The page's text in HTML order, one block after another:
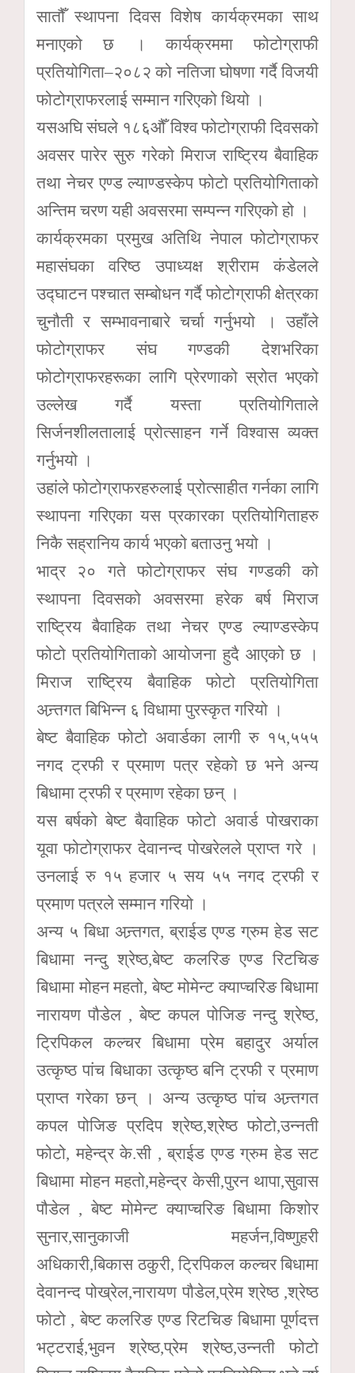
सातौँ स्थापना दिवस विशेष कार्यक्रमका साथ
मनाएको छ । कार्यक्रममा फोटोग्राफी
प्रतियोगिता–२०८२ को नतिजा घोषणा गर्दै विजयी
फोटोग्राफरलाई सम्मान गरिएको थियो ।
यसअघि संघले १८६औँ विश्व फोटोग्राफी दिवसको
अवसर पारेर सुरु गरेको मिराज राष्ट्रिय बैवाहिक
तथा नेचर एण्ड ल्याण्डस्केप फोटो प्रतियोगिताको
अन्तिम चरण यही अवसरमा सम्पन्न गरिएको हो ।
कार्यक्रमका प्रमुख अतिथि नेपाल फोटोग्राफर
महासंघका वरिष्ठ उपाध्यक्ष श्रीराम कंडेलले
उद्घाटन पश्चात सम्बोधन गर्दै फोटोग्राफी क्षेत्रका
चुनौती र सम्भावनाबारे चर्चा गर्नुभयो । उहाँले
फोटोग्राफर संघ गण्डकी देशभरिका
फोटोग्राफरहरूका लागि प्रेरणाको स्रोत भएको
उल्लेख गर्दै यस्ता प्रतियोगिताले
सिर्जनशीलतालाई प्रोत्साहन गर्ने विश्वास व्यक्त
गर्नुभयो ।
उहांले फोटोग्राफरहरुलाई प्रोत्साहीत गर्नका लागि
स्थापना गरिएका यस प्रकारका प्रतियोगिताहरु
निकै सह्रानिय कार्य भएको बताउनु भयो ।
भाद्र २० गते फोटोग्राफर संघ गण्डकी को
स्थापना दिवसको अवसरमा हरेक बर्ष मिराज
राष्ट्रिय बैवाहिक तथा नेचर एण्ड ल्याण्डस्केप
फोटो प्रतियोगिताको आयोजना हुदै आएको छ ।
मिराज राष्ट्रिय बैवाहिक फोटो प्रतियोगिता
अन्र्तगत बिभिन्न ६ विधामा पुरस्कृत गरियो ।
बेष्ट बैवाहिक फोटो अवार्डका लागी रु १५,५५५
नगद ट्रफी र प्रमाण पत्र रहेको छ भने अन्य
बिधामा ट्रफी र प्रमाण रहेका छन् ।
यस बर्षको बेष्ट बैवाहिक फोटो अवार्ड पोखराका
यूवा फोटोग्राफर देवानन्द पोखरेलले प्राप्त गरे ।
उनलाई रु १५ हजार ५ सय ५५ नगद ट्रफी र
प्रमाण पत्रले सम्मान गरियो ।
अन्य ५ बिधा अन्र्तगत, ब्राईड एण्ड ग्रुम हेड सट
बिधामा नन्दु श्रेष्ठ,बेष्ट कलरिङ एण्ड रिटचिङ
बिधामा मोहन महतो, बेष्ट मोमेन्ट क्याप्चरिङ बिधामा
नारायण पौडेल , बेष्ट कपल पोजिङ नन्दु श्रेष्ठ,
ट्रिपिकल कल्चर बिधामा प्रेम बहादुर अर्याल
उत्कृष्ठ पांच बिधाका उत्कृष्ठ बनि ट्रफी र प्रमाण
प्राप्त गरेका छन् । अन्य उत्कृष्ठ पांच अन्र्तगत
कपल पोजिङ प्रदिप श्रेष्ठ,श्रेष्ठ फोटो,उन्नती
फोटो, महेन्द्र के.सी , ब्राईड एण्ड ग्रुम हेड सट
बिधामा मोहन महतो,महेन्द्र केसी,पुरन थापा,सुवास
पौडेल , बेष्ट मोमेन्ट क्याप्चरिङ बिधामा किशोर
सुनार,सानुकाजी महर्जन,विष्णुहरी
अधिकारी,बिकास ठकुरी, ट्रिपिकल कल्चर बिधामा
देवानन्द पोख्रेल,नारायण पौडेल,प्रेम श्रेष्ठ ,श्रेष्ठ
फोटो , बेष्ट कलरिङ एण्ड रिटचिङ बिधामा पूर्णदत्त
भट्टराई,भुवन श्रेष्ठ,प्रेम श्रेष्ठ,उन्नती फोटो